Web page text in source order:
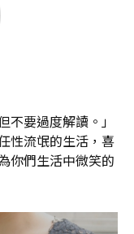
不要過度解讀。」
性流氓的生活，喜
你們生活中微笑的